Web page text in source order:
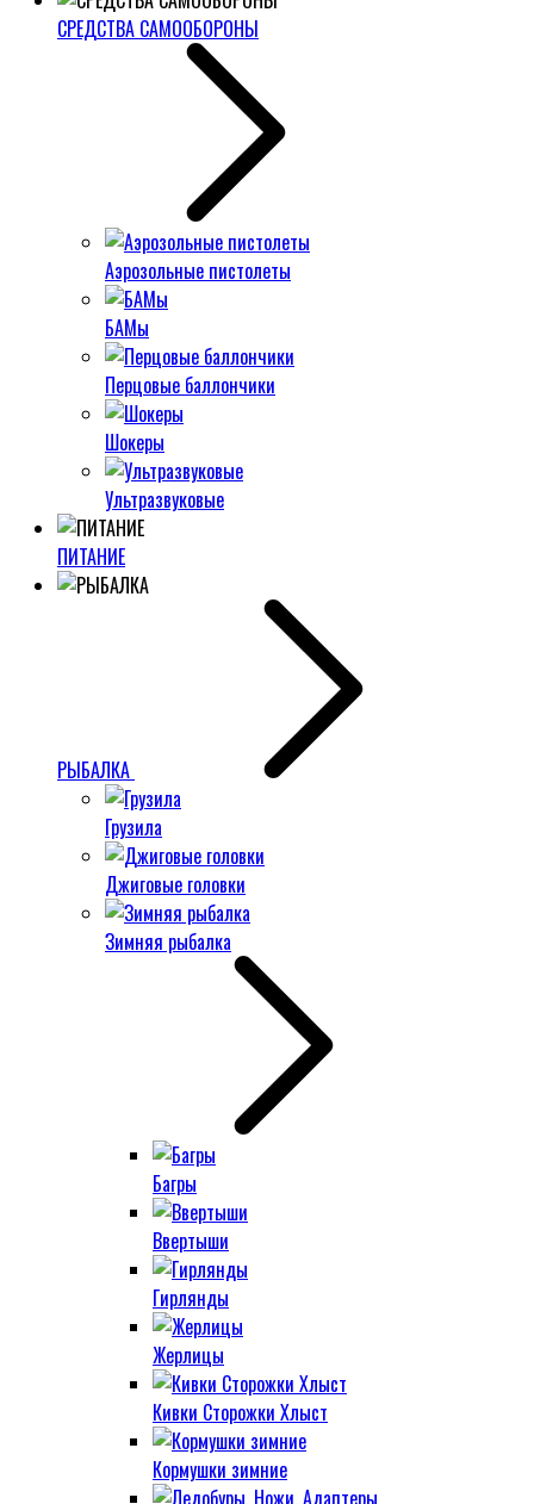
СРЕДСТВА САМООБОРОНЫ
Аэрозольные пистолеты
БАМы
Перцовые баллончики
Шокеры
Ультразвуковые
ПИТАНИЕ
РЫБАЛКА
Грузила
Джиговые головки
Зимняя рыбалка
Багры
Ввертыши
Гирлянды
Жерлицы
Кивки Сторожки Хлыст
Кормушки зимние